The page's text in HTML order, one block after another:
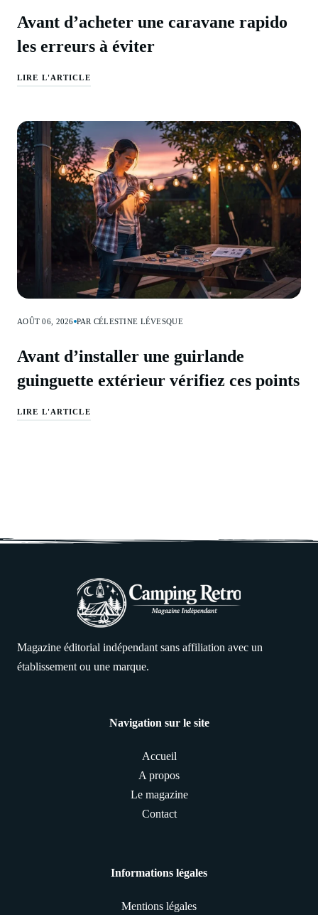
Avant d’acheter une caravane rapido
les erreurs à éviter
LIRE L'ARTICLE
AOÛT 06, 2026 PAR CÉLESTINE LÉVESQUE
Avant d’installer une guirlande
guinguette extérieur vérifiez ces points
LIRE L'ARTICLE
Magazine éditorial indépendant sans affiliation avec un
établissement ou une marque.
Navigation sur le site
Accueil
A propos
Le magazine
Contact
Informations légales
Mentions légales